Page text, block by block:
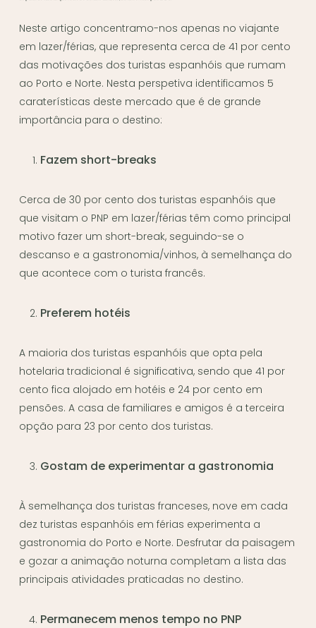
Neste artigo concentramo-nos apenas no viajante
em lazer/férias, que representa cerca de 41 por cento
das motivações dos turistas espanhóis que rumam
ao Porto e Norte. Nesta perspetiva identificamos 5
caraterísticas deste mercado que é de grande
importância para o destino:
Fazem short-breaks
Cerca de 30 por cento dos turistas espanhóis que
que visitam o PNP em lazer/férias têm como principal
motivo fazer um short-break, seguindo-se o
descanso e a gastronomia/vinhos, à semelhança do
que acontece com o turista francês.
Preferem hotéis
A maioria dos turistas espanhóis que opta pela
hotelaria tradicional é significativa, sendo que 41 por
cento fica alojado em hotéis e 24 por cento em
pensões. A casa de familiares e amigos é a terceira
opção para 23 por cento dos turistas.
Gostam de experimentar a gastronomia
À semelhança dos turistas franceses, nove em cada
dez turistas espanhóis em férias experimenta a
gastronomia do Porto e Norte. Desfrutar da paisagem
e gozar a animação noturna completam a lista das
principais atividades praticadas no destino.
Permanecem menos tempo no PNP